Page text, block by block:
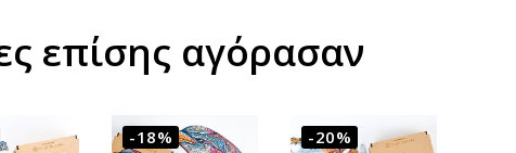
επίσης αγόρασαν
-18% -20%